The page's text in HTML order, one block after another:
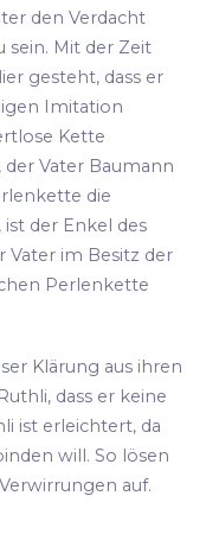
den Verdacht
sein. Mit der Zeit
gesteht, dass er
Imitation
Kette
Vater Baumann
die
der Enkel des
Vater im Besitz der
Perlenkette
Klärung aus ihren
dass er keine
ist erleichtert, da
will. So lösen
auf.